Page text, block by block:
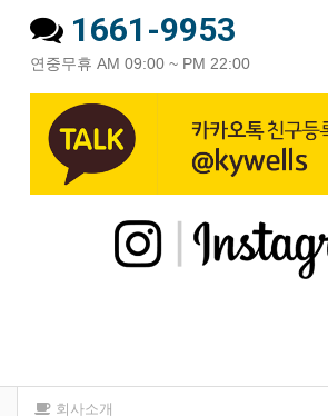
1661-9953
연중무휴 AM 09:00 ~ PM 22:00
회사소개